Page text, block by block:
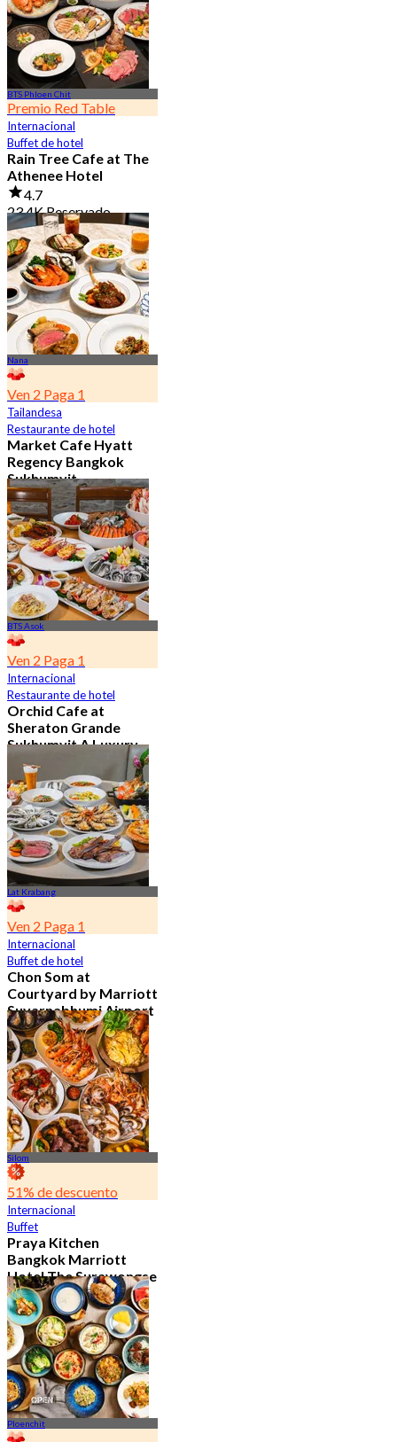
BTS Phloen Chit
Premio Red Table
Internacional
Buffet de hotel
Rain Tree Cafe at The
Athenee Hotel
4.7
23.4K Reservado
Desde฿ 802
Nana
Ven 2 Paga 1
Tailandesa
Restaurante de hotel
Market Cafe Hyatt
Regency Bangkok
Sukhumvit
4.8
11.9K Reservado
Desde฿ 382.5
BTS Asok
Ven 2 Paga 1
Internacional
Restaurante de hotel
Orchid Cafe at
Sheraton Grande
Sukhumvit A Luxury
Collection Hotel
4.7
15.1K Reservado
Desde฿ 776
Lat Krabang
Ven 2 Paga 1
Internacional
Buffet de hotel
Chon Som at
Courtyard by Marriott
Suvarnabhumi Airport
4.8
15.1K Reservado
Desde฿ 595
Silom
51% de descuento
Internacional
Buffet
Praya Kitchen
Bangkok Marriott
Hotel The Surawongse
4.7
5.7K Reservado
Desde฿ 498
Ploenchit